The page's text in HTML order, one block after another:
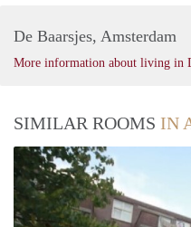
De Baarsjes, Amsterdam
More information about living in
SIMILAR ROOMS IN